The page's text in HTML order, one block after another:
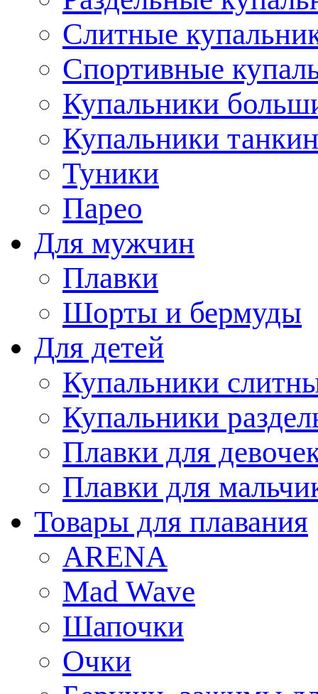
Слитные
Спортивные
Купальники
Купальники
Туники
Парео
Для мужчин
Плавки
Шорты и бермуды
Для детей
Купальники
Купальники
Плавки для
Плавки для
Товары для плавания
ARENA
Mad Wave
Шапочки
Очки